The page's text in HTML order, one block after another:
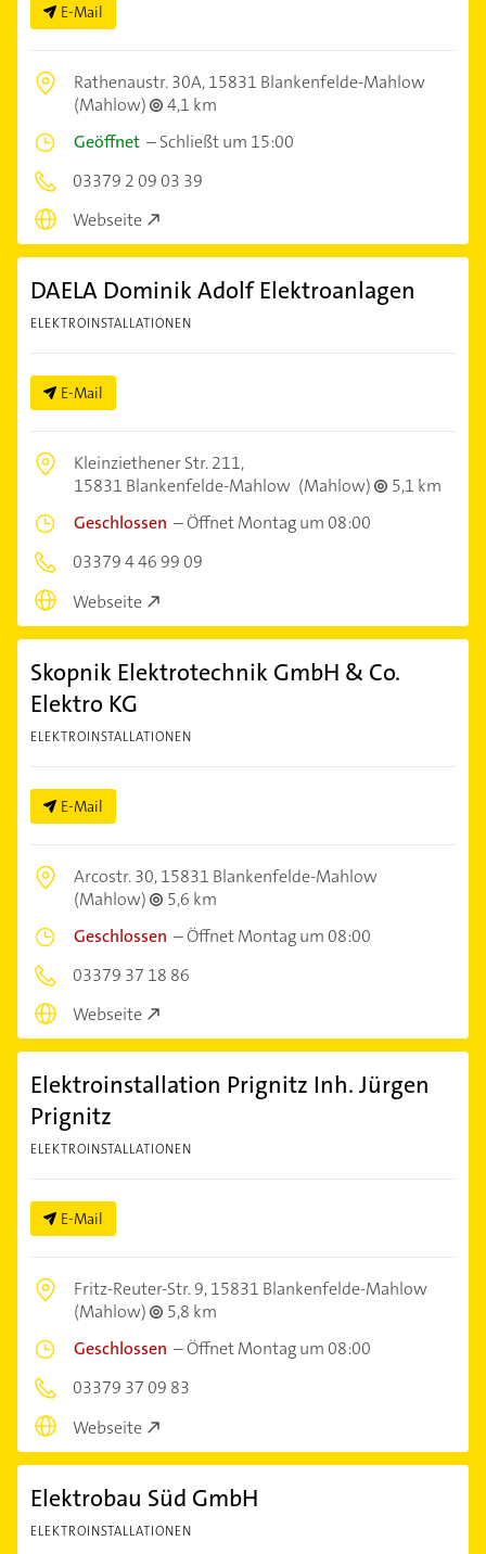
E-Mail
Rathenaustr. 30A,15831 Blankenfelde-Mahlow
(Mahlow)
4,1 km
Geöffnet –Schließt um 15:00
03379 2 09 03 39
Webseite
DAELA Dominik Adolf Elektroanlagen
ELEKTROINSTALLATIONEN
E-Mail
Kleinziethener Str. 211,
15831 Blankenfelde-Mahlow (Mahlow)
5,1 km
Geschlossen –Öffnet Montag um 08:00
03379 4 46 99 09
Webseite
Skopnik Elektrotechnik GmbH & Co.
Elektro KG
ELEKTROINSTALLATIONEN
E-Mail
Arcostr. 30,15831 Blankenfelde-Mahlow
(Mahlow)
5,6 km
Geschlossen –Öffnet Montag um 08:00
03379 37 18 86
Webseite
Elektroinstallation Prignitz Inh. Jürgen
Prignitz
ELEKTROINSTALLATIONEN
E-Mail
Fritz-Reuter-Str. 9,15831 Blankenfelde-Mahlow
(Mahlow)
5,8 km
Geschlossen –Öffnet Montag um 08:00
03379 37 09 83
Webseite
Elektrobau Süd GmbH
ELEKTROINSTALLATIONEN